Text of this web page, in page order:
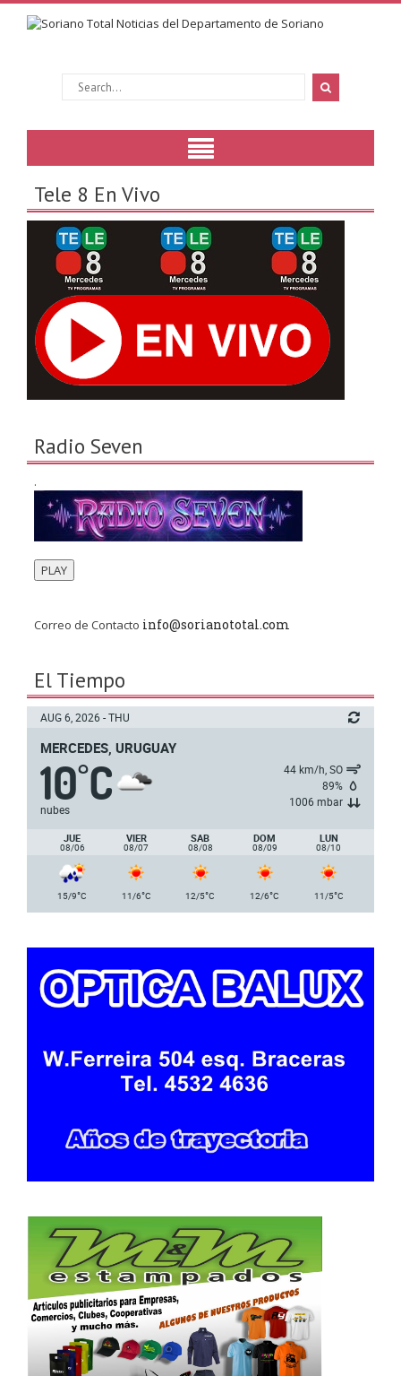
Tele 8 En Vivo
Radio Seven
.
PLAY
Correo de Contacto info@sorianototal.com
El Tiempo
AUG 6, 2026 - THU
MERCEDES, URUGUAY
10°C
nubes
44 km/h, SO
89%
1006 mbar
JUE
08/06
VIER
08/07
SAB
08/08
DOM
08/09
LUN
08/10
15/9°C 11/6°C 12/5°C 12/6°C 11/5°C